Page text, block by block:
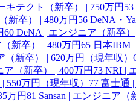
キテクト（新卒） | 750万円 53
新卒） | 480万円 56 DeNA・
60 DeNA | エンジニア（新卒）
新卒） | 480万円65 日本IBM
新卒） | 620万円（現年収）
（新卒） | 400万円 73 NRI |
550万円（現年収） 77 富士通
万円81 Sansan | エンジニア（